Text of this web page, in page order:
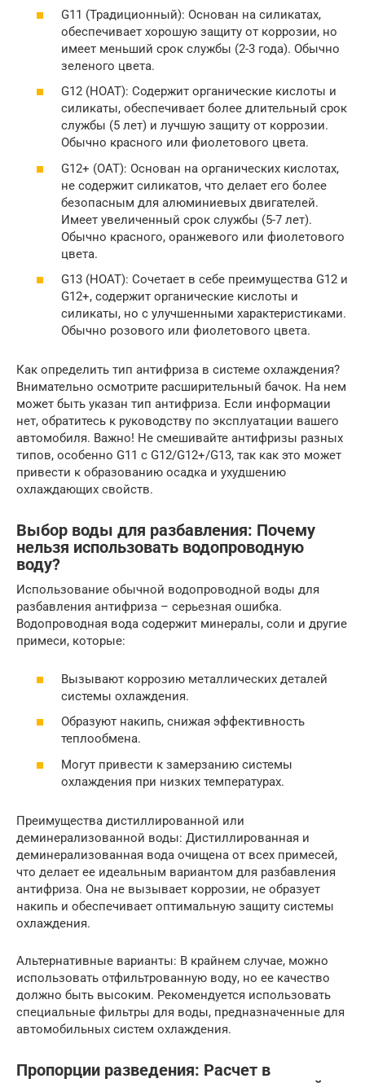
G11 (Традиционный): Основан на силикатах,
обеспечивает хорошую защиту от коррозии, но
имеет меньший срок службы (2-3 года). Обычно
зеленого цвета.
G12 (HOAT): Содержит органические кислоты и
силикаты, обеспечивает более длительный срок
службы (5 лет) и лучшую защиту от коррозии.
Обычно красного или фиолетового цвета.
G12+ (OAT): Основан на органических кислотах,
не содержит силикатов, что делает его более
безопасным для алюминиевых двигателей.
Имеет увеличенный срок службы (5-7 лет).
Обычно красного, оранжевого или фиолетового
цвета.
G13 (HOAT): Сочетает в себе преимущества G12 и
G12+, содержит органические кислоты и
силикаты, но с улучшенными характеристиками.
Обычно розового или фиолетового цвета.
Как определить тип антифриза в системе охлаждения?
Внимательно осмотрите расширительный бачок. На нем
может быть указан тип антифриза. Если информации
нет, обратитесь к руководству по эксплуатации вашего
автомобиля. Важно! Не смешивайте антифризы разных
типов, особенно G11 с G12/G12+/G13, так как это может
привести к образованию осадка и ухудшению
охлаждающих свойств.
Выбор воды для разбавления: Почему
нельзя использовать водопроводную
воду?
Использование обычной водопроводной воды для
разбавления антифриза – серьезная ошибка.
Водопроводная вода содержит минералы, соли и другие
примеси, которые:
Вызывают коррозию металлических деталей
системы охлаждения.
Образуют накипь, снижая эффективность
теплообмена.
Могут привести к замерзанию системы
охлаждения при низких температурах.
Преимущества дистиллированной или
деминерализованной воды: Дистиллированная и
деминерализованная вода очищена от всех примесей,
что делает ее идеальным вариантом для разбавления
антифриза. Она не вызывает коррозии, не образует
накипь и обеспечивает оптимальную защиту системы
охлаждения.
Альтернативные варианты: В крайнем случае, можно
использовать отфильтрованную воду, но ее качество
должно быть высоким. Рекомендуется использовать
специальные фильтры для воды, предназначенные для
автомобильных систем охлаждения.
Пропорции разведения: Расчет в